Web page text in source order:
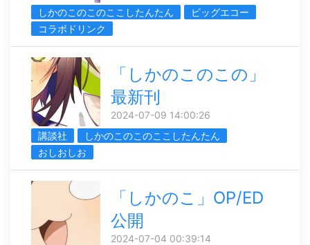
しかのこのこのここしたんたん
ビッグエコー
コラボドリンク
「しかのこのこの」
最新刊
2024-07-09 14:00:26
講談社
しかのこのこのここしたんたん
おしおしお
「しかのこ」OP/ED
公開
2024-07-04 00:39:14